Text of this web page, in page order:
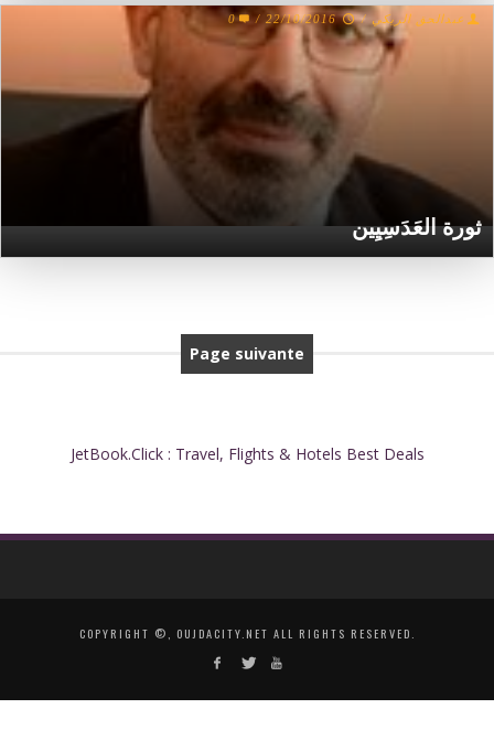
ثورة العَدَسِيِين
عبدالحق الريكي /
22/10/2016
/
0
Page suivante
JetBook.Click : Travel, Flights & Hotels Best Deals
COPYRIGHT ©, OUJDACITY.NET ALL RIGHTS RESERVED.